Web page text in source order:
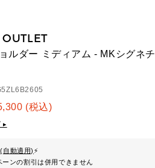
ルダー ミディアム - MKシグネチ
(税込)
▸
自動適用) ⚡
ンの割引は併用できません